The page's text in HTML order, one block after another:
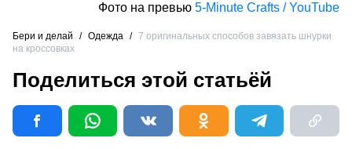
Фото на превью 5-Minute Crafts / YouTube
Бери и делай / Одежда / 7 оригинальных способов завязать шнурки
на кроссовках
Поделиться этой статьёй